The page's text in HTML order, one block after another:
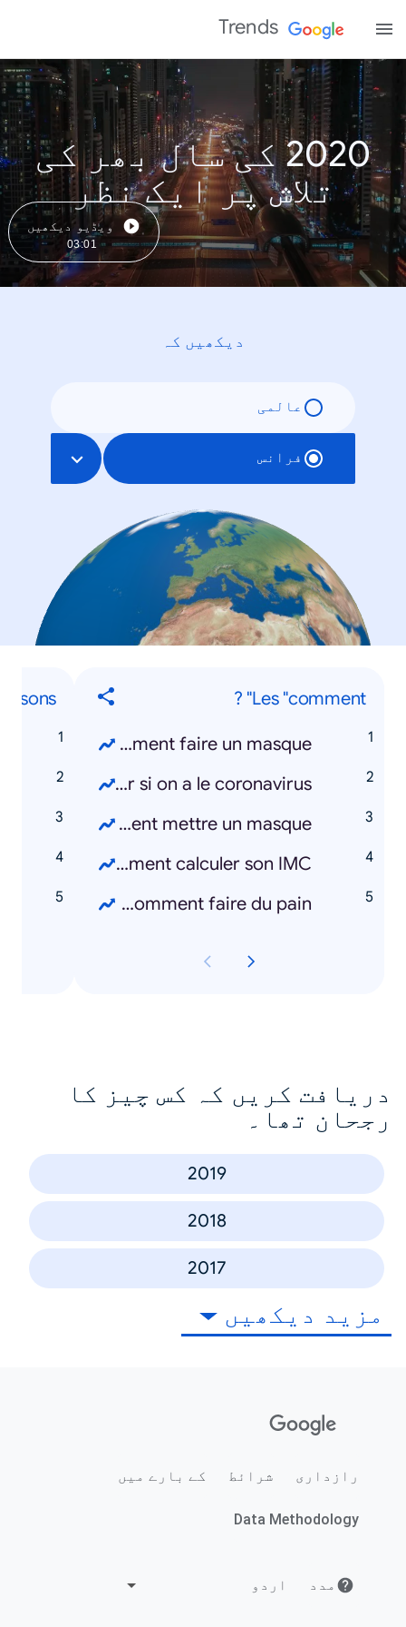
Trends
2020 کی سال بھر کی
تلاش پر ایک نظر
ویڈیو دیکھیں
03:01
دیکھیں کہ
عالمی
فرانس
Les "comment" ?
Comment faire un masque ?
Comment savoir si on a le coronavirus ?
Comment mettre un masque ?
Comment calculer son IMC ?
Comment faire du pain ?
دریافت کریں کہ کس چیز کا
رجحان تھا۔
2019
2018
2017
مزید دیکھیں
رازداری شرائط کے بارے میں
Data Methodology
مدد